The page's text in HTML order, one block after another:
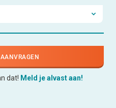
dat! Meld je alvast aan!